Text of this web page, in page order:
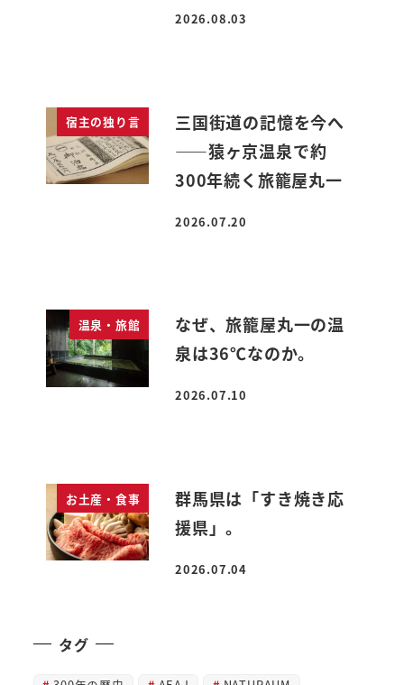
投稿日
2026.08.03
宿主の独り言
三国街道の記憶を今へ
――猿ヶ京温泉で約
300年続く旅籠屋丸一
投稿日
2026.07.20
温泉・旅館
なぜ、旅籠屋丸一の温
泉は36℃なのか。
投稿日
2026.07.10
お土産・食事
群馬県は「すき焼き応
援県」。
投稿日
2026.07.04
タグ